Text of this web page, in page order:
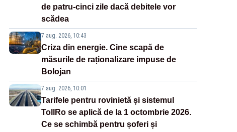
de patru-cinci zile dacă debitele vor
scădea
7 aug. 2026, 10:43
Criza din energie. Cine scapă de
măsurile de raționalizare impuse de
Bolojan
7 aug. 2026, 10:01
Tarifele pentru rovinietă și sistemul
TollRo se aplică de la 1 octombrie 2026.
Ce se schimbă pentru șoferi și